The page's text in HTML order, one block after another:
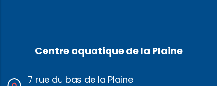
Centre aquatique de la Plaine
7 rue du bas de la Plaine